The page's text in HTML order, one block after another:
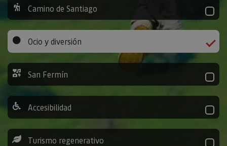
Camino de Santiago
Ocio y diversión
San Fermín
Accesibilidad
Turismo regenerativo